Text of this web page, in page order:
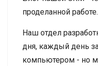
проделанной работе.
Наш отдел
дня, каждый день
компьютером - но